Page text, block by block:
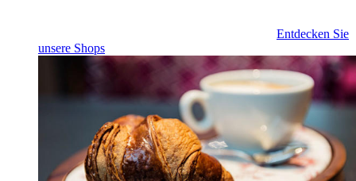
Entdecken Sie
unsere Shops